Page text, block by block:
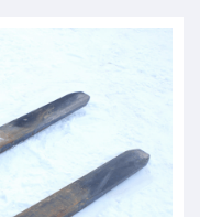
1955 мм
590/650 мм/с
450/550 мм/с